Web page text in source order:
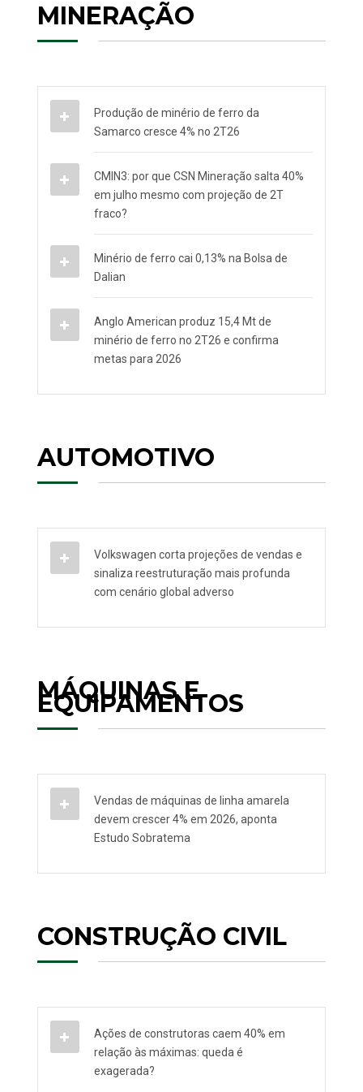
MINERAÇÃO
Produção de minério de ferro da
Samarco cresce 4% no 2T26
CMIN3: por que CSN Mineração salta 40%
em julho mesmo com projeção de 2T
fraco?
Minério de ferro cai 0,13% na Bolsa de
Dalian
Anglo American produz 15,4 Mt de
minério de ferro no 2T26 e confirma
metas para 2026
AUTOMOTIVO
Volkswagen corta projeções de vendas e
sinaliza reestruturação mais profunda
com cenário global adverso
MÁQUINAS E
EQUIPAMENTOS
Vendas de máquinas de linha amarela
devem crescer 4% em 2026, aponta
Estudo Sobratema
CONSTRUÇÃO CIVIL
Ações de construtoras caem 40% em
relação às máximas: queda é
exagerada?